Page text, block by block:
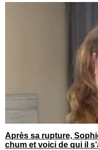
Après sa rupture,
chum et voici de qui il